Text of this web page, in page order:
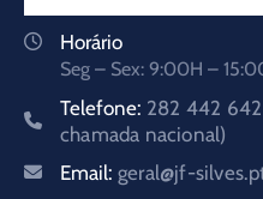
Horário
Seg – Sex: 9:00H –
Telefone: 282 442
chamada nacional)
Email: geral@jf-